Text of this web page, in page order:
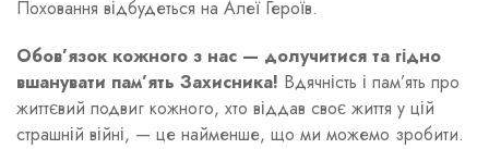
Поховання відбудеться на Алеї Героїв.
Обов’язок кожного з нас — долучитися та гідно
вшанувати пам’ять Захисника! Вдячність і пам’ять про
життєвий подвиг кожного, хто віддав своє життя у цій
страшній війні, — це найменше, що ми можемо зробити.